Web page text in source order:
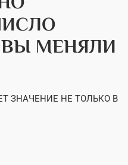
МЕНЯЛИ
ЗНАЧЕНИЕ НЕ ТОЛЬКО В